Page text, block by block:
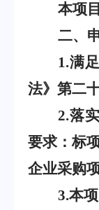
本项
二、
1.满
法》第二
2.落
要求：标
企业采购
3.本